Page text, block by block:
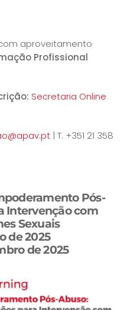
aproveitamento
Profissional
Secretaria Online
| T. +351 21 358
Pós-
Intervenção com
Sexuais
de 2025
de 2025